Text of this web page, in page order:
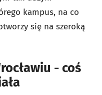
kampus, na co
się na szeroką
- coś